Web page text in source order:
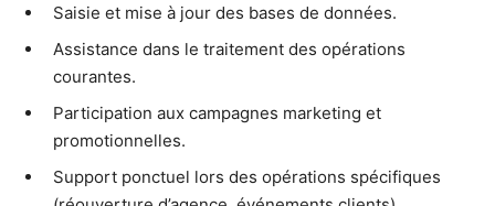
Saisie et mise à jour des bases de données.
Assistance dans le traitement des opérations
courantes.
Participation aux campagnes marketing et
promotionnelles.
Support ponctuel lors des opérations spécifiques